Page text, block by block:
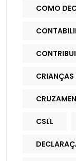
COMO
CRIANÇAS
CSLL